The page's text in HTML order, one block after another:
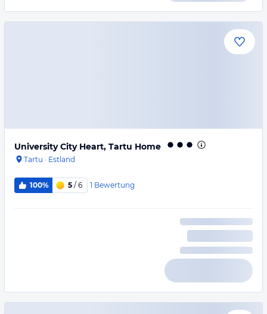
University City Heart, Tartu Home
Tartu · Estland
100% 5 / 6 1 Bewertung